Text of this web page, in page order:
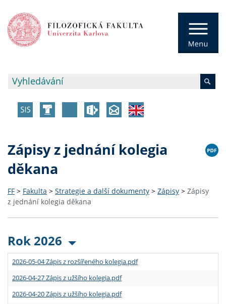
Zápisy z jednání kolegia
děkana
FF > Fakulta > Strategie a další dokumenty > Zápisy > Zápisy
z jednání kolegia děkana
Rok 2026
2026-05-04 Zápis z rozšířeného kolegia.pdf
2026-04-27 Zápis z užšího kolegia.pdf
2026-04-20 Zápis z užšího kolegia.pdf